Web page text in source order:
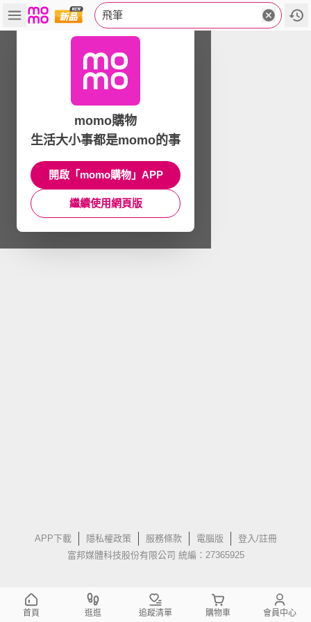
飛筆
APP下載 隱私權政策 服務條款 電腦版
登入/註冊
富邦媒體科技股份有限公司 統編：27365925
momo購物
生活大小事都是momo的事
開啟「momo購物」APP
繼續使用網頁版
首頁 逛逛 追蹤清單 購物車 會員中心